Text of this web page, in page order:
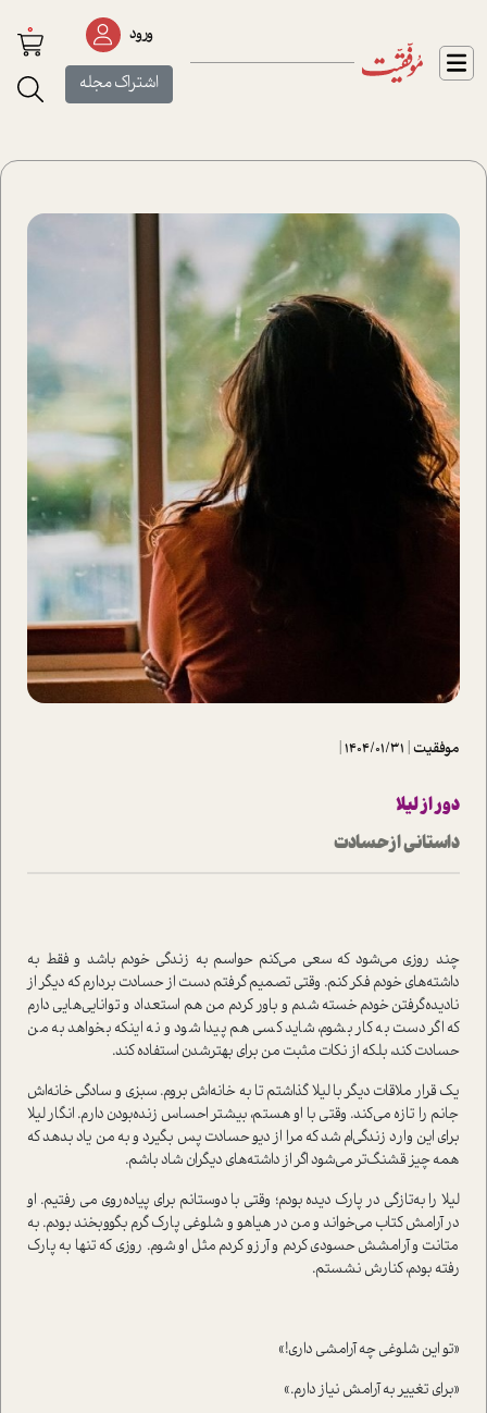
ورود
اشتراک مجله
0
موفقیت|
1404/01/31
|
دور از لیلا
داستانی از حسادت
چند روزی می‌شود که سعی می‌کنم حواسم به زندگی خودم باشد و فقط به
داشته‌های خودم فکر کنم. وقتی تصمیم گرفتم دست از حسادت بردارم که دیگر از
نادیده‌گرفتن خودم خسته شدم و باور کردم من هم استعداد و توانایی‌هایی دارم
که اگر دست به کار بشوم، شاید کسی هم پیدا شود و نه اینکه بخواهد به من
حسادت کند، بلکه از نکات مثبت من برای بهتر‌شدن استفاده کند.
یک قرار ملاقات دیگر با لیلا گذاشتم تا به خانه‌اش بروم. سبزی و سادگی خانه‌اش
جانم را تازه می‌کند. وقتی با او هستم، بیشتر احساس زنده‌بودن دارم. انگار لیلا
برای این وارد زندگی‌ام شد که مرا از دیو حسادت پس بگیرد و به من یاد بدهد که
همه چیز قشنگ‌تر می‌شود اگر از داشته‌های دیگران شاد باشم.
لیلا را به‌تازگی در پارک دیده بودم؛ وقتی با دوستانم برای پیاده‌روی می رفتیم. او
در آرامش کتاب می‌خواند و من در هیاهو و شلوغی پارک گرم بگو‌و‌بخند بودم. به
متانت و آرامشش حسودی کردم و آرزو کردم مثل او شوم. روزی که تنها به پارک
رفته بودم، کنارش نشستم.
«تو این شلوغی چه آرامشی داری!»
«برای تغییر به آرامش نیاز دارم.»